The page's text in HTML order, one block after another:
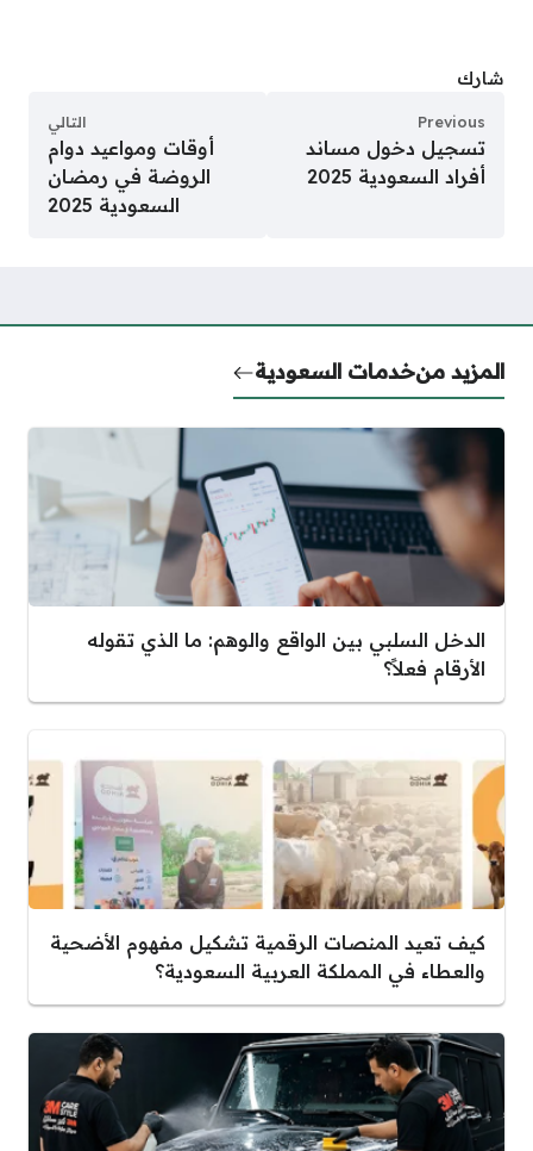
شارك
Previous
تسجيل دخول مساند
أفراد السعودية 2025
التالي
أوقات ومواعيد دوام
الروضة في رمضان
السعودية 2025
المزيد منخدمات السعودية
الدخل السلبي بين الواقع والوهم: ما الذي تقوله
الأرقام فعلاً؟
كيف تعيد المنصات الرقمية تشكيل مفهوم الأضحية
والعطاء في المملكة العربية السعودية؟